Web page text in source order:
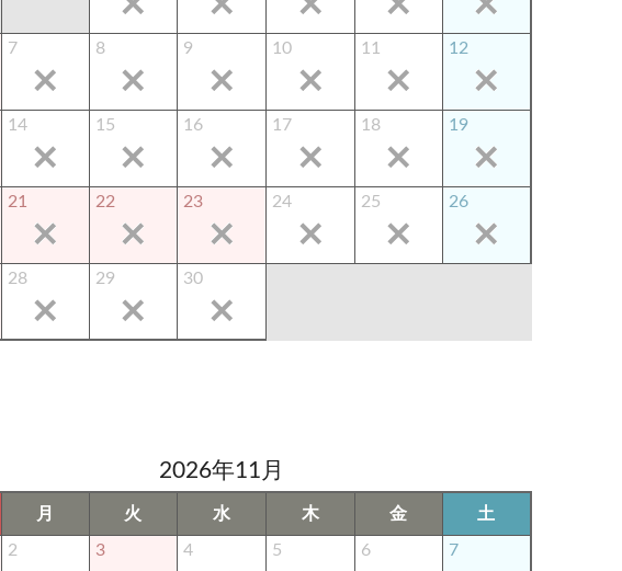
7 8 9 10 11 12
14 15 16 17 18 19
21 22 23 24 25 26
28 29 30
2026年11月
月 火 水 木 金 土
2 3 4 5 6 7